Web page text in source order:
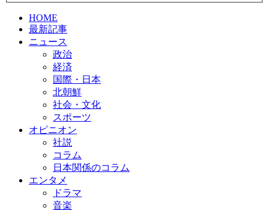
HOME
最新記事
ニュース
政治
経済
国際・日本
北朝鮮
社会・文化
スポーツ
オピニオン
社説
コラム
日本関係のコラム
エンタメ
ドラマ
音楽